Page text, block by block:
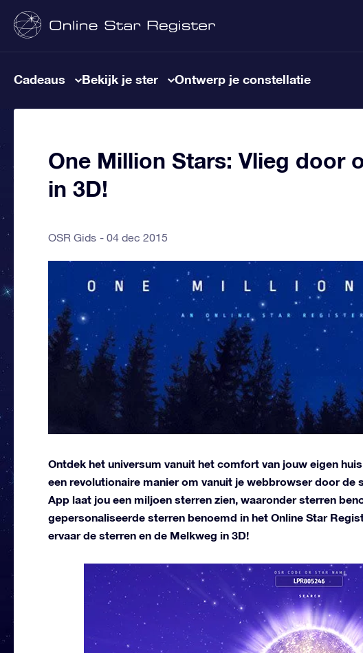
Cadeaus Bekijk je ster Ontwerp je constellatie
One Million Stars: Vlieg door
in 3D!
OSR Gids 04 dec 2015
Ontdek het universum vanuit het comfort van jouw eigen
een revolutionaire manier om vanuit je webbrowser door de
App laat jou een miljoen sterren zien, waaronder sterren
gepersonaliseerde sterren benoemd in het Online Star
ervaar de sterren en de Melkweg in 3D!